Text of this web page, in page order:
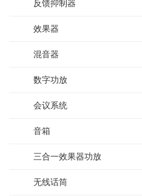
反馈抑制器
效果器
混音器
数字功放
会议系统
音箱
三合一效果器功放
无线话筒